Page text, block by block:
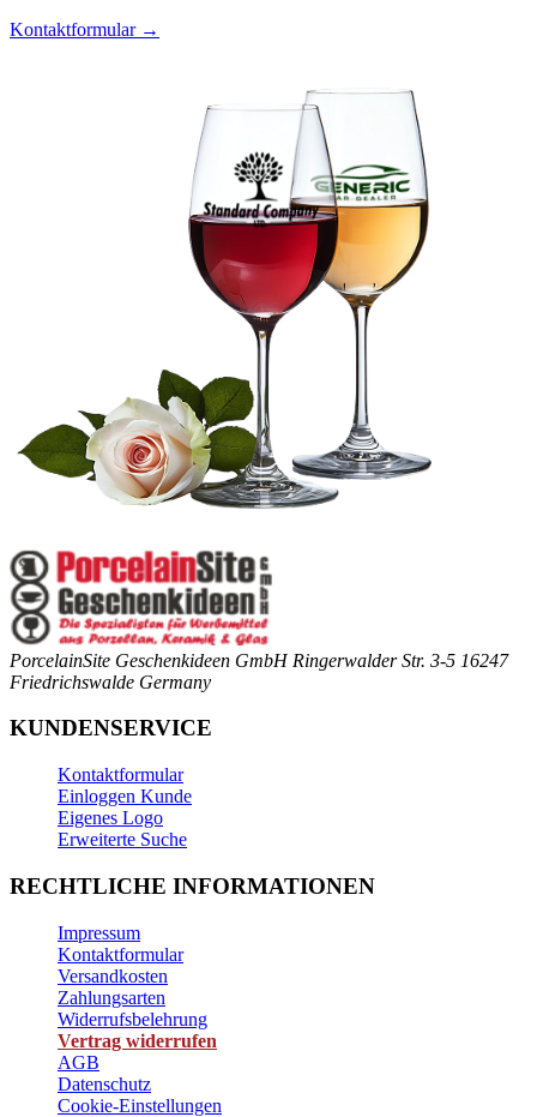
Kontaktformular →
PorcelainSite Geschenkideen GmbH Ringerwalder Str. 3-5 16247
Friedrichswalde Germany
KUNDENSERVICE
Kontaktformular
Einloggen Kunde
Eigenes Logo
Erweiterte Suche
RECHTLICHE INFORMATIONEN
Impressum
Kontaktformular
Versandkosten
Zahlungsarten
Widerrufsbelehrung
Vertrag widerrufen
AGB
Datenschutz
Cookie-Einstellungen